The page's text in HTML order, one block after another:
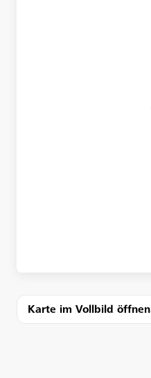
Karte im Vollbild öffnen